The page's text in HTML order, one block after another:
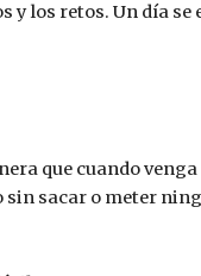
y los retos. Un día
que cuando
sin sacar o meter